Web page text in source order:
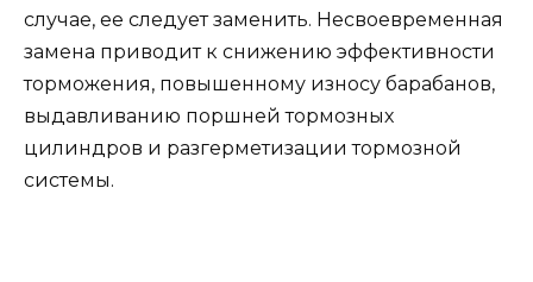
случае, ее следует заменить. Несвоевременная
замена приводит к снижению эффективности
торможения, повышенному износу барабанов,
выдавливанию поршней тормозных
цилиндров и разгерметизации тормозной
системы.